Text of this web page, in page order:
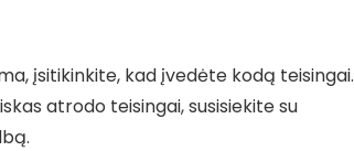
įsitikinkite, kad įvedėte kodą teisingai.
atrodo teisingai, susisiekite su